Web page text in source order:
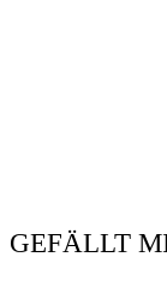
GEFÄLLT